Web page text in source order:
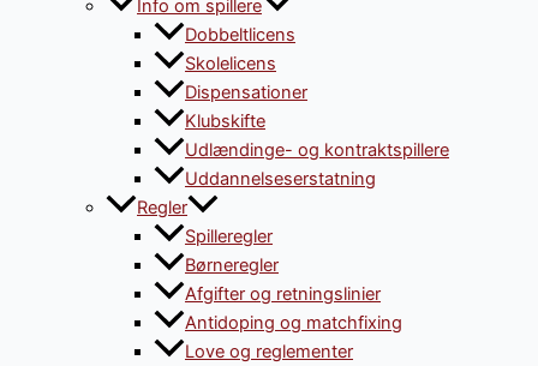
Info om spillere
Dobbeltlicens
Skolelicens
Dispensationer
Klubskifte
Udlændinge- og kontraktspillere
Uddannelseserstatning
Regler
Spilleregler
Børneregler
Afgifter og retningslinier
Antidoping og matchfixing
Love og reglementer